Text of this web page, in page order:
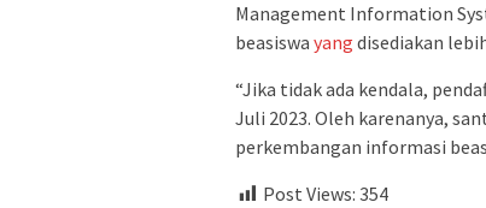
Management Information
beasiswa yang disediakan
“Jika tidak ada kendala,
Juli 2023. Oleh karenanya,
perkembangan informasi
Post Views: 354